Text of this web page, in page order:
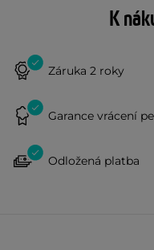
K
Záruka 2 roky
Garance vrácení
Odložená platba